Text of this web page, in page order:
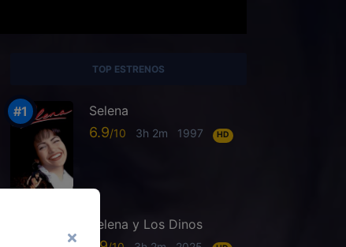
TOP ESTRENOS
Selena
6.9 3h 2m 1997 HD
Selena y Los Dinos